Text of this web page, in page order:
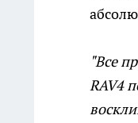
"Все
RAV4